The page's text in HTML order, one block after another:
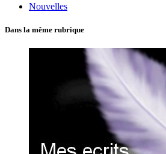
Nouvelles
Dans la même rubrique